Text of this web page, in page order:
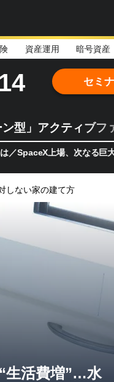
資産運用 暗号資産
型」アクティブフ
上場、次なる巨大市場
セミ
しない家の建て方
生活費増”…水